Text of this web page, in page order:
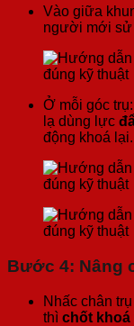
Vào giữa
người mới sử
Ở mỗi góc trụ:
lạ dùng lực
động khoá lại.
Bước 4: Nâng
Nhấc chân
thì chốt khoá